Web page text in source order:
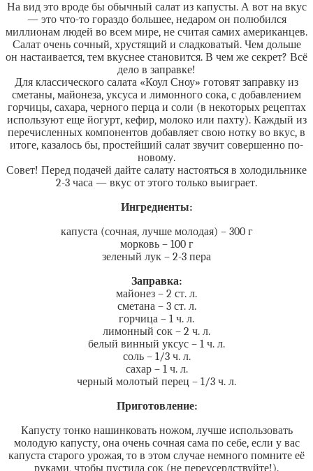
На вид это вроде бы обычный салат из капусты. А вот на вкус
— это что-то гораздо большее, недаром он полюбился
миллионам людей во всем мире, не считая самих американцев.
Салат очень сочный, хрустящий и сладковатый. Чем дольше
он настаивается, тем вкуснее становится. В чем же секрет? Всё
дело в заправке!
Для классического салата «Коул Сноу» готовят заправку из
сметаны, майонеза, уксуса и лимонного сока, с добавлением
горчицы, сахара, черного перца и соли (в некоторых рецептах
используют еще йогурт, кефир, молоко или пахту). Каждый из
перечисленных компонентов добавляет свою нотку во вкус, в
итоге, казалось бы, простейший салат звучит совершенно по-
новому.
Совет! Перед подачей дайте салату настояться в холодильнике
2-3 часа — вкус от этого только выиграет.
Ингредиенты:
капуста (сочная, лучше молодая) – 300 г
морковь – 100 г
зеленый лук – 2-3 пера
Заправка:
майонез – 2 ст. л.
сметана – 3 ст. л.
горчица – 1 ч. л.
лимонный сок – 2 ч. л.
белый винный уксус – 1 ч. л.
соль – 1/3 ч. л.
сахар – 1 ч. л.
черный молотый перец – 1/3 ч. л.
Приготовление:
Капусту тонко нашинковать ножом, лучше использовать
молодую капусту, она очень сочная сама по себе, если у вас
капуста старого урожая, то в этом случае немного помните её
руками, чтобы пустила сок (не переусердствуйте!).